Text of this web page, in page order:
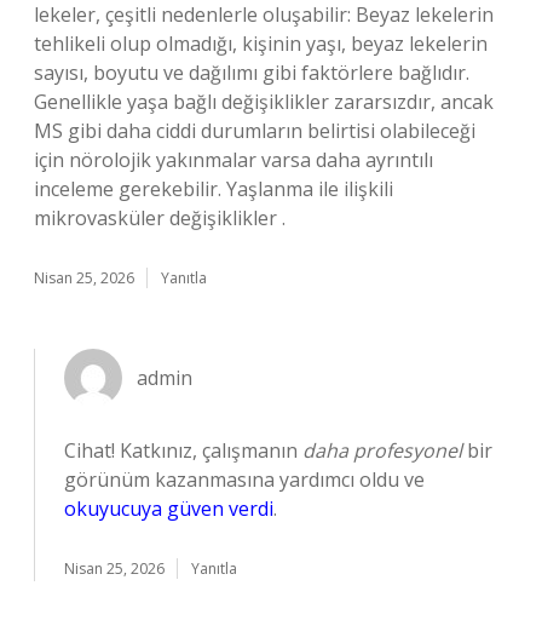
lekeler, çeşitli nedenlerle oluşabilir: Beyaz lekelerin
tehlikeli olup olmadığı, kişinin yaşı, beyaz lekelerin
sayısı, boyutu ve dağılımı gibi faktörlere bağlıdır.
Genellikle yaşa bağlı değişiklikler zararsızdır, ancak
MS gibi daha ciddi durumların belirtisi olabileceği
için nörolojik yakınmalar varsa daha ayrıntılı
inceleme gerekebilir. Yaşlanma ile ilişkili
mikrovasküler değişiklikler .
Nisan 25, 2026 Yanıtla
admin
Cihat! Katkınız, çalışmanın daha profesyonelbir
görünüm kazanmasına yardımcı oldu ve
okuyucuya güven verdi.
Nisan 25, 2026 Yanıtla